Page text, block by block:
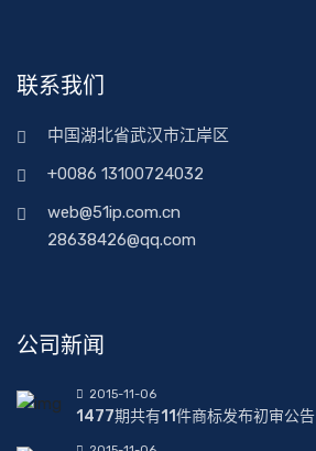
联系我们
中国湖北省武汉市江岸区
+0086 13100724032
web@51ip.com.cn
28638426@qq.com
公司新闻
2015-11-06
1477期共有11件商标发布初审公告